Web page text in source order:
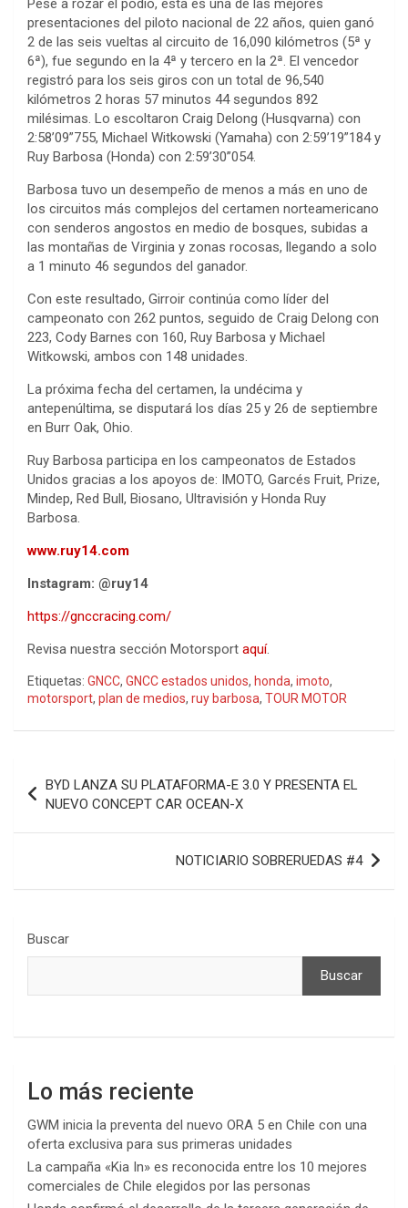
Pese a rozar el podio, esta es una de las mejores
presentaciones del piloto nacional de 22 años, quien ganó
2 de las seis vueltas al circuito de 16,090 kilómetros (5ª y
6ª), fue segundo en la 4ª y tercero en la 2ª. El vencedor
registró para los seis giros con un total de 96,540
kilómetros 2 horas 57 minutos 44 segundos 892
milésimas. Lo escoltaron Craig Delong (Husqvarna) con
2:58’09”755, Michael Witkowski (Yamaha) con 2:59’19”184 y
Ruy Barbosa (Honda) con 2:59’30”054.
Barbosa tuvo un desempeño de menos a más en uno de
los circuitos más complejos del certamen norteamericano
con senderos angostos en medio de bosques, subidas a
las montañas de Virginia y zonas rocosas, llegando a solo
a 1 minuto 46 segundos del ganador.
Con este resultado, Girroir continúa como líder del
campeonato con 262 puntos, seguido de Craig Delong con
223, Cody Barnes con 160, Ruy Barbosa y Michael
Witkowski, ambos con 148 unidades.
La próxima fecha del certamen, la undécima y
antepenúltima, se disputará los días 25 y 26 de septiembre
en Burr Oak, Ohio.
Ruy Barbosa participa en los campeonatos de Estados
Unidos gracias a los apoyos de: IMOTO, Garcés Fruit, Prize,
Mindep, Red Bull, Biosano, Ultravisión y Honda Ruy
Barbosa.
www.ruy14.com
Instagram: @ruy14
https://gnccracing.com/
Revisa nuestra sección Motorsport aquí.
Etiquetas: GNCC, GNCC estados unidos, honda, imoto,
motorsport, plan de medios, ruy barbosa, TOUR MOTOR
de
entradas
BYD LANZA SU PLATAFORMA-E 3.0 Y PRESENTA EL
NUEVO CONCEPT CAR OCEAN-X
NOTICIARIO SOBRERUEDAS #4
Buscar
Buscar
Lo más reciente
GWM inicia la preventa del nuevo ORA 5 en Chile con una
oferta exclusiva para sus primeras unidades
La campaña «Kia In» es reconocida entre los 10 mejores
comerciales de Chile elegidos por las personas